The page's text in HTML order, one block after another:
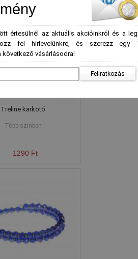
Treline karkötő
Több színben
1290 Ft
értesülnél az aktuális akcióinkról és a
fel hírlevelünkre, és szerezz egy
vásárlásodra!
Feliratkozás